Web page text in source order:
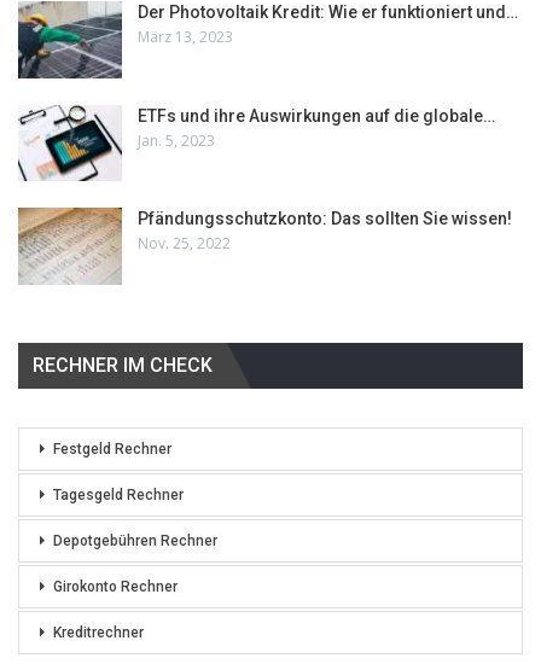
Der Photovoltaik Kredit: Wie er funktioniert und…
März 13, 2023
ETFs und ihre Auswirkungen auf die globale…
Jan. 5, 2023
Pfändungsschutzkonto: Das sollten Sie wissen!
Nov. 25, 2022
RECHNER IM CHECK
Festgeld Rechner
Tagesgeld Rechner
Depotgebühren Rechner
Girokonto Rechner
Kreditrechner